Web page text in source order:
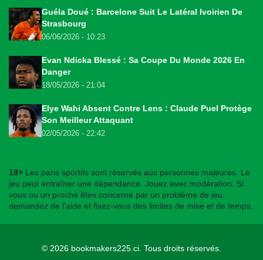
Guéla Doué : Barcelone Suit Le Latéral Ivoirien De
Strasbourg
06/06/2026 - 10:23
Evan Ndicka Blessé : Sa Coupe Du Monde 2026 En
Danger
18/05/2026 - 21:04
Elye Wahi Absent Contre Lens : Claude Puel Protège
Son Meilleur Attaquant
02/05/2026 - 22:42
18+ Les paris sportifs sont réservés aux personnes majeures. Le
jeu peut entraîner une dépendance. Jouez avec modération. Si
vous ou un proche êtes concerné par un problème de jeu,
demandez de l'aide et fixez-vous des limites de mise et de temps.
© 2026 bookmakers225.ci . Tous droits réservés.